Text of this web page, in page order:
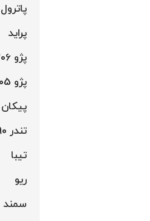
پاترول
پراید
پژو 206
پژو 405
پیکان
تندر 90
تیبا
ریو
سمند